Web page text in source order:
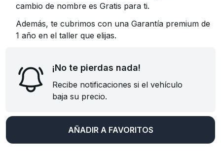
cambio de nombre es Gratis para ti.
Además, te cubrimos con una Garantía premium de
1 año en el taller que elijas.
¡No te pierdas nada!
Recibe notificaciones si el vehículo
baja su precio.
AÑADIR A FAVORITOS